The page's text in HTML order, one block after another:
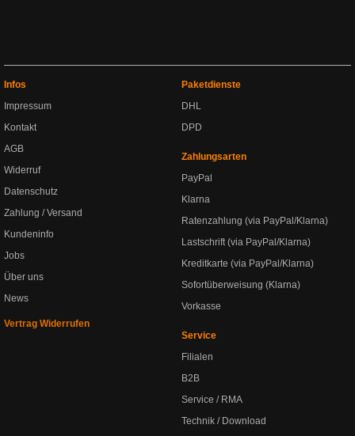
Infos
Impressum
Kontakt
AGB
Widerruf
Datenschutz
Zahlung / Versand
Kundeninfo
Jobs
Über uns
News
Vertrag Widerrufen
Paketdienste
DHL
DPD
Zahlungsarten
PayPal
Klarna
Ratenzahlung (via PayPal/Klarna)
Lastschrift (via PayPal/Klarna)
Kreditkarte (via PayPal/Klarna)
Sofortüberweisung (Klarna)
Vorkasse
Service
Filialen
B2B
Service / RMA
Technik / Download